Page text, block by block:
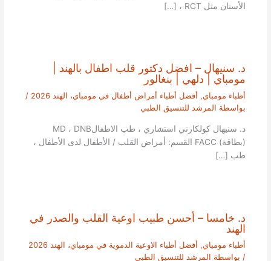
الأسنان مثل RCT ، […]
د. سنيهال – افضل دكتور قلب اطفال بالهند |
مومباي | دلهي | بنغالور
أطباء مومباي, أفضل أطباء أمراض أطفال في مومباي، الهند 2026
/
بواسطة المرشد للتنسيق الطبي
د. سنيهال كولكارني استشاري ، طب الاطفالMD ، DNB
(بطاقة) FACC القسم: أمراض القلب / الأطفال لدى الأطفال ،
طب […]
د. خامسا – أحسن طبيب اوعية القلب والصدر في
الهند
أطباء مومباي, أفضل أطباء الاوعية الدموية في مومباي، الهند 2026
/ بواسطة المرشد للتنسيق الطبي